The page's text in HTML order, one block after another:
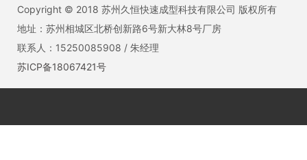
Copyright © 2018 苏州久恒快速成型科技有限公司 版权所有
地址：苏州相城区北桥创新路6号新大林8号厂房
联系人：15250085908 / 朱经理
苏ICP备18067421号